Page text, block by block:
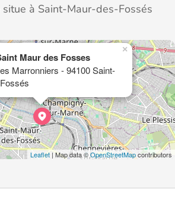
à Saint-Maur-des-Fossés
Maur des Fosses
Marronniers - 94100 Saint-
×
Leaflet| Map data ©OpenStreetMapcontributors